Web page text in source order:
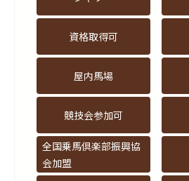
資格取得可
屋内馬場
競技会参加可
全国乗馬倶楽部振興協
会加盟